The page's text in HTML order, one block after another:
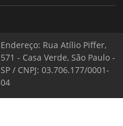
Endereço: Rua Atílio Piffer,
571 - Casa Verde, São Paulo -
SP / CNPJ: 03.706.177/0001-
04